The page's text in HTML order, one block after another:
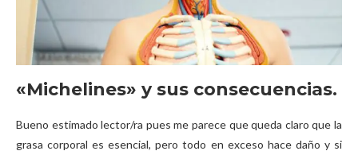
«Michelines» y sus consecuencias.
Bueno estimado lector/ra pues me parece que queda claro que la
grasa corporal es esencial, pero todo en exceso hace daño y si